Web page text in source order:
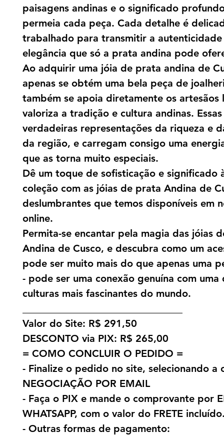
paisagens andinas e o significado
permeia cada peça. Cada detalhe é
trabalhado para transmitir a autenticidade
elegância que só a prata andina pode
Ao adquirir uma jóia de prata andina de
apenas se obtém uma bela peça de
também se apoia diretamente os artesãos
valoriza a tradição e cultura andinas.
verdadeiras representações da riqueza e
da região, e carregam consigo uma
que as torna muito especiais.
Dê um toque de sofisticação e significado
coleção com as jóias de prata Andina de
deslumbrantes que temos disponíveis em
online.
Permita-se encantar pela magia das jóias
Andina de Cusco, e descubra como um
pode ser muito mais do que apenas uma
- pode ser uma conexão genuína com uma
culturas mais fascinantes do mundo.
Valor do Site: R$ 291,50
DESCONTO via PIX: R$ 265,00
= COMO CONCLUIR O PEDIDO =
- Finalize o pedido no site, selecionando a
NEGOCIAÇÃO POR EMAIL
- Faça o PIX e mande o comprovante por
WHATSAPP, com o valor do FRETE
- Outras formas de pagamento: